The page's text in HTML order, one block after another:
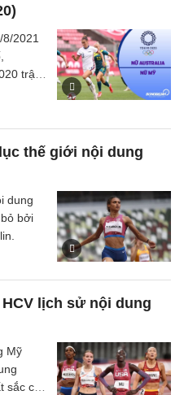
8/2021
trận
thế giới nội dung
dung
bởi
lịch sử nội dung
Mỹ
sắc của